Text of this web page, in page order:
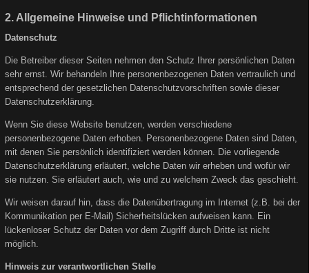
2. Allgemeine Hinweise und Pflichtinformationen
Datenschutz
Die Betreiber dieser Seiten nehmen den Schutz Ihrer persönlichen Daten
sehr ernst. Wir behandeln Ihre personenbezogenen Daten vertraulich und
entsprechend der gesetzlichen Datenschutzvorschriften sowie dieser
Datenschutzerklärung.
Wenn Sie diese Website benutzen, werden verschiedene
personenbezogene Daten erhoben. Personenbezogene Daten sind Daten,
mit denen Sie persönlich identifiziert werden können. Die vorliegende
Datenschutzerklärung erläutert, welche Daten wir erheben und wofür wir
sie nutzen. Sie erläutert auch, wie und zu welchem Zweck das geschieht.
Wir weisen darauf hin, dass die Datenübertragung im Internet (z.B. bei der
Kommunikation per E-Mail) Sicherheitslücken aufweisen kann. Ein
lückenloser Schutz der Daten vor dem Zugriff durch Dritte ist nicht
möglich.
Hinweis zur verantwortlichen Stelle